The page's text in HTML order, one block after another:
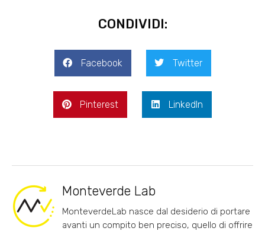
CONDIVIDI:
Facebook Twitter
Pinterest LinkedIn
Monteverde Lab
MonteverdeLab nasce dal desiderio di portare
avanti un compito ben preciso, quello di offrire